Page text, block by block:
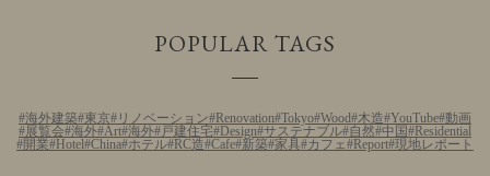
POPULAR TAGS
海外建築 東京 リノベーション Renovation Tokyo Wood 木造 YouTube 動画
展覧会 海外 Art 海外 戸建住宅 Design サステナブル 自然 中国
Residential
開業
Hotel China ホテル RC造 Cafe 新築 家具 カフェ Report 現地レポート